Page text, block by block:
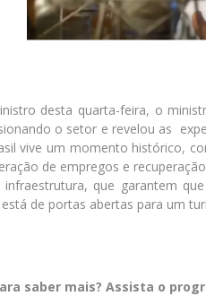
desta quarta-feira, o
o setor e revelou as
vive um momento histórico,
de empregos e
infraestrutura, que garantem
de portas abertas para um
saber mais? Assista o